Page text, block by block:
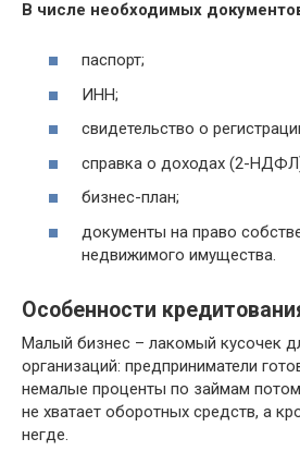
В числе необходимых
паспорт;
ИНН;
свидетельство о
справка о доходах (2-
бизнес-план;
документы на право
недвижимого имущества.
Особенности
Малый бизнес – лакомый кусочек
организаций: предприниматели
немалые проценты по займам
не хватает оборотных средств, а
негде.